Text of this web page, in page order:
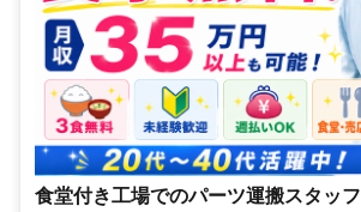
食堂付き工場でのパーツ運搬スタッフ